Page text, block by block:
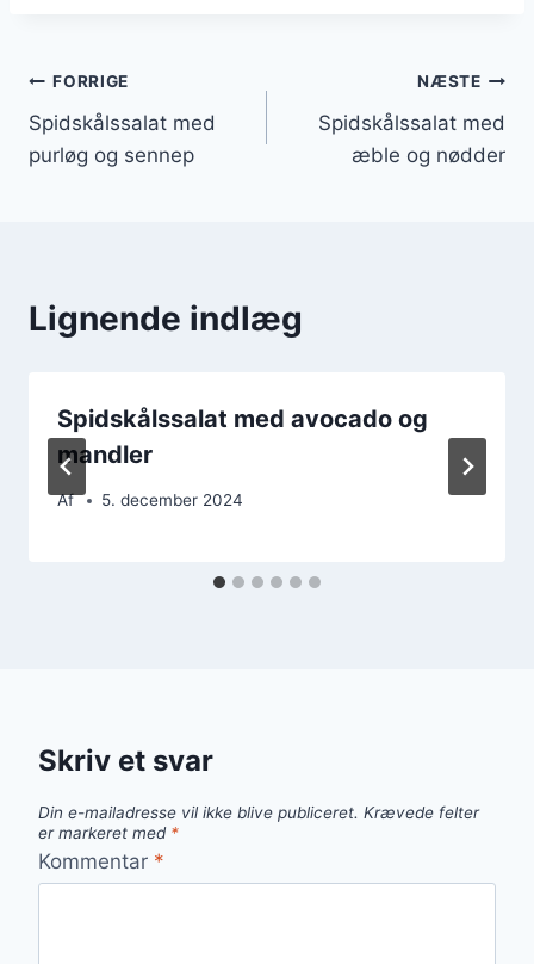
Indlægsnavigation
FORRIGE
Spidskålssalat med
purløg og sennep
NÆSTE
Spidskålssalat med
æble og nødder
Lignende indlæg
Spidskålssalat med avocado og
mandler
Af 5. december 2024
Skriv et svar
Din e-mailadresse vil ikke blive publiceret. Krævede felter
er markeret med *
Kommentar *